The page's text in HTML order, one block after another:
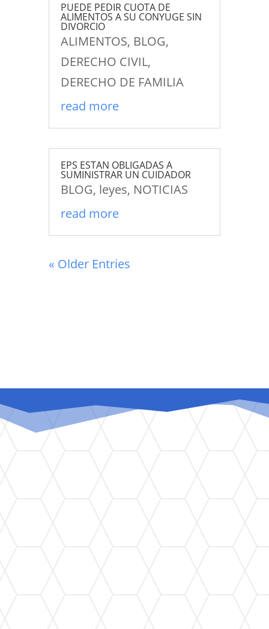
PUEDE PEDIR CUOTA DE
ALIMENTOS A SU CONYUGE SIN
DIVORCIO
ALIMENTOS, BLOG,
DERECHO CIVIL,
DERECHO DE FAMILIA
read more
EPS ESTAN OBLIGADAS A
SUMINISTRAR UN CUIDADOR
BLOG, leyes, NOTICIAS
read more
« Older Entries